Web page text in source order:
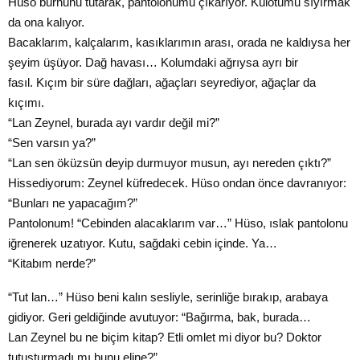
da ona kalıyor.
Bacaklarım, kalçalarım, kasıklarımın arası, orada ne kaldıysa her
şeyim üşüyor. Dağ havası… Kolumdaki ağrıysa ayrı bir
fasıl. Kıçım bir süre dağları, ağaçları seyrediyor, ağaçlar da
kıçımı.
“Lan Zeynel, burada ayı vardır değil mi?”
“Sen varsın ya?”
“Lan sen öküzsün deyip durmuyor musun, ayı nereden çıktı?”
Hissediyorum: Zeynel küfredecek. Hüso ondan önce davranıyor:
“Bunları ne yapacağım?”
Pantolonum! “Cebinden alacaklarım var…” Hüso, ıslak pantolonu
iğrenerek uzatıyor. Kutu, sağdaki cebin içinde. Ya…
“Kitabım nerde?”
“Tut lan…” Hüso beni kalın sesliyle, serinliğe bırakıp, arabaya
gidiyor. Geri geldiğinde avutuyor: “Bağırma, bak, burada…
Lan Zeynel bu ne biçim kitap? Etli omlet mi diyor bu? Doktor
tutuşturmadı mı bunu eline?”